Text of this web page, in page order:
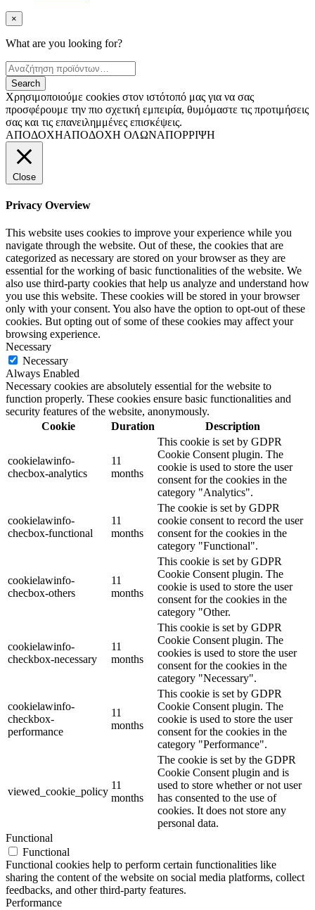
×
What are you looking for?
Χρησιμοποιούμε cookies στον ιστότοπό μας για να σας
προσφέρουμε την πιο σχετική εμπειρία, θυμόμαστε τις προτιμήσεις
σας και τις επανειλημμένες επισκέψεις.
ΑΠΟΔΟΧΗΑΠΟΔΟΧΗ ΟΛΩΝΑΠΟΡΡΙΨΗ
Close
Privacy Overview
This website uses cookies to improve your experience while you
navigate through the website. Out of these, the cookies that are
categorized as necessary are stored on your browser as they are
essential for the working of basic functionalities of the website. We
also use third-party cookies that help us analyze and understand how
you use this website. These cookies will be stored in your browser
only with your consent. You also have the option to opt-out of these
cookies. But opting out of some of these cookies may affect your
browsing experience.
Necessary
Necessary
Always Enabled
Necessary cookies are absolutely essential for the website to
function properly. These cookies ensure basic functionalities and
security features of the website, anonymously.
Cookie
Duration Description
cookielawinfo-
checbox-analytics
11
months
This cookie is set by GDPR
Cookie Consent plugin. The
cookie is used to store the user
consent for the cookies in the
category "Analytics".
cookielawinfo-
checbox-functional
11
months
The cookie is set by GDPR
cookie consent to record the user
consent for the cookies in the
category "Functional".
cookielawinfo-
checbox-others
11
months
This cookie is set by GDPR
Cookie Consent plugin. The
cookie is used to store the user
consent for the cookies in the
category "Other.
cookielawinfo-
checkbox-necessary
11
months
This cookie is set by GDPR
Cookie Consent plugin. The
cookies is used to store the user
consent for the cookies in the
category "Necessary".
cookielawinfo-
checkbox-
performance
11
months
This cookie is set by GDPR
Cookie Consent plugin. The
cookie is used to store the user
consent for the cookies in the
category "Performance".
viewed_cookie_policy
11
months
The cookie is set by the GDPR
Cookie Consent plugin and is
used to store whether or not user
has consented to the use of
cookies. It does not store any
personal data.
Functional
Functional
Functional cookies help to perform certain functionalities like
sharing the content of the website on social media platforms, collect
feedbacks, and other third-party features.
Performance